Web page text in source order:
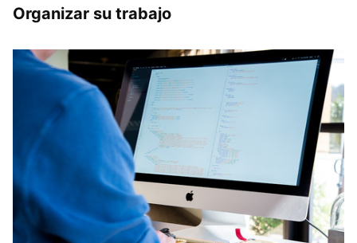
Organizar su trabajo